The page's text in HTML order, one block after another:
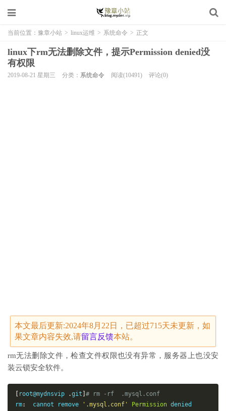
当前位置： 豫章小站 > linux运维 > 系统命令 > 正文
linux下rm无法删除文件，提示Permission denied没
有权限
2019-08-21 星期三 分类： 系统命令 阅读(10491) 评论(0)
本文最后更新:2024年8月22日，已超过715天未更新，如
果文章内容失效,请留言反馈本站。
rm无法删除文件，检查文件权限也没有异常，服务器上也没安
装云锁安全软件。
root@mydnsvip .git # rm -rf  .mysql.conf
rm:
  cannot remove
'.mysql.conf' Permission